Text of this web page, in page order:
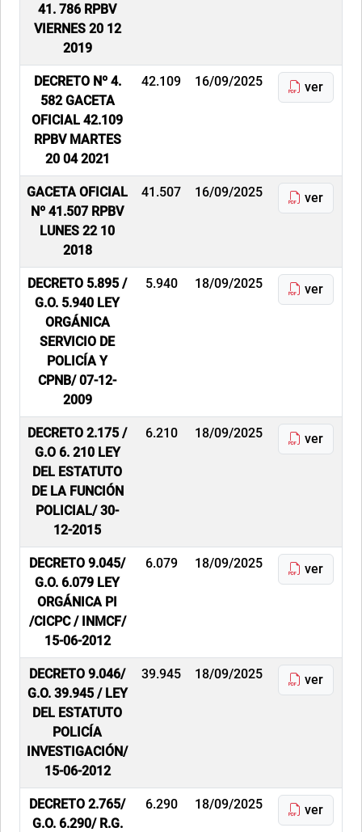
41. 786 RPBV
VIERNES 20 12
2019
DECRETO Nº 4.
582 GACETA
OFICIAL 42.109
RPBV MARTES
20 04 2021
42.109 16/09/2025 ver
GACETA OFICIAL
Nº 41.507 RPBV
LUNES 22 10
2018
41.507 16/09/2025 ver
DECRETO 5.895 /
G.O. 5.940 LEY
ORGÁNICA
SERVICIO DE
POLICÍA Y
CPNB/ 07-12-
2009
5.940 18/09/2025 ver
DECRETO 2.175 /
G.O 6. 210 LEY
DEL ESTATUTO
DE LA FUNCIÓN
POLICIAL/ 30-
12-2015
6.210 18/09/2025 ver
DECRETO 9.045/
G.O. 6.079 LEY
ORGÁNICA PI
/CICPC / INMCF/
15-06-2012
6.079 18/09/2025 ver
DECRETO 9.046/
G.O. 39.945 / LEY
DEL ESTATUTO
POLICÍA
INVESTIGACIÓN/
15-06-2012
39.945 18/09/2025 ver
DECRETO 2.765/
G.O. 6.290/ R.G.
6.290 18/09/2025 ver